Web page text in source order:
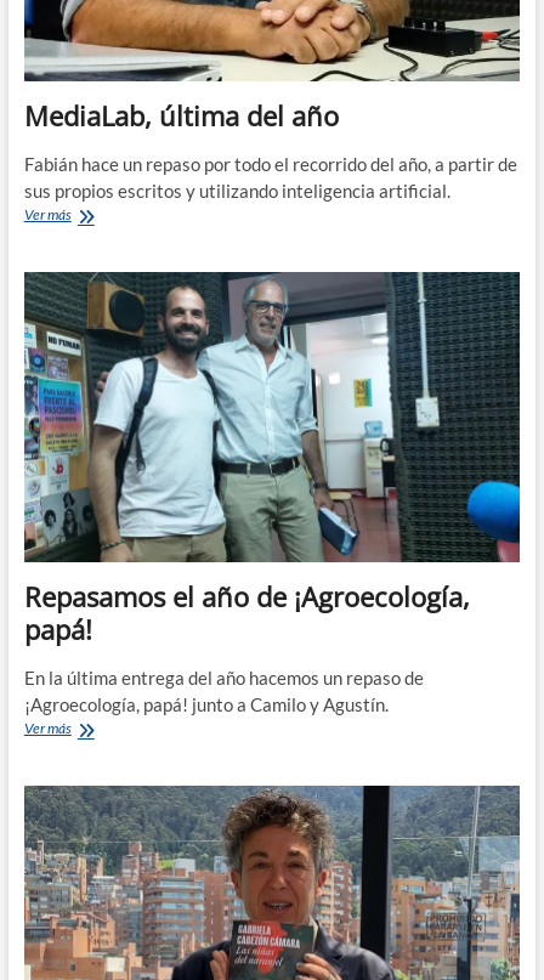
MediaLab, última del año
Fabián hace un repaso por todo el recorrido del año, a partir de
sus propios escritos y utilizando inteligencia artificial.
Ver másMediaLab,
año
Repasamos el año de ¡Agroecología,
papá!
En la última entrega del año hacemos un repaso de
¡Agroecología, papá! junto a Camilo y Agustín.
Ver másRepasamos
de
¡Agroecología,
papá!